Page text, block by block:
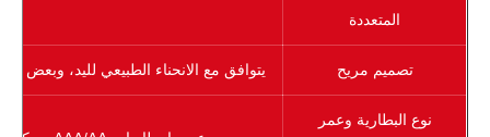
المتعددة
تصميم مريح يتوافق مع الانحناء الطبيعي لليد، وبعض
نوع البطارية وعمر